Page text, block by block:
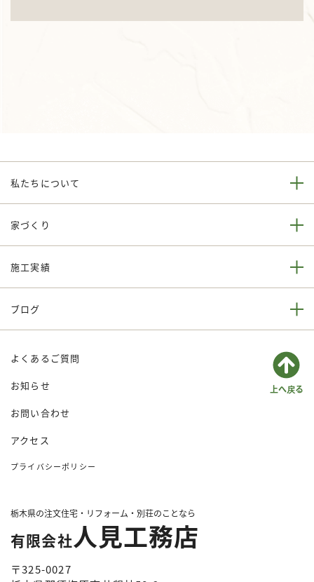
栃木県の注文住宅・リフォーム・別荘のことなら
有限会社人見工務店
〒325-0027
私たちについて
家づくり
施工実績
ブログ
よくあるご質問
お知らせ
お問い合わせ
アクセス
プライバシーポリシー